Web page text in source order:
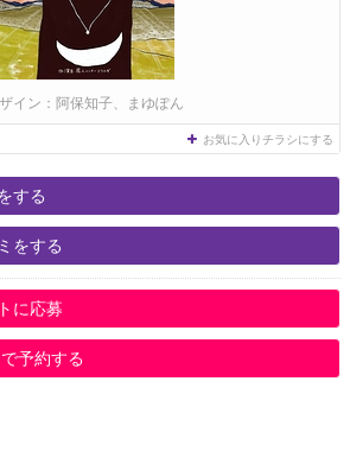
イン：阿保知子、まゆぽん
お気に入りチラシにする
する
をする
に応募
予約する